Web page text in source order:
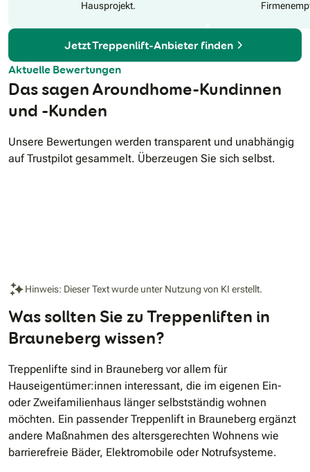
wir Vor- und Nachteile objektiv vergleichen. Durch unsere
Angebote unterbreiten. Sie erhalten gerade Treppenlifte
schon ab 3.450€ und Kurvenlifte ab 7.950€. PractiComfort
bieten Ihnen einen Vor-Ort-Service durch unsere eigenen
Service Techniker.
Hausprojekt.
Jetzt Treppenlift-Anbieter finden
Aktuelle Bewertungen
Das sagen Aroundhome-Kundinnen
und -Kunden
Unsere Bewertungen werden transparent und unabhängig
auf Trustpilot gesammelt. Überzeugen Sie sich selbst.
Hinweis: Dieser Text wurde unter Nutzung von KI erstellt.
Was sollten Sie zu Treppenliften in
Brauneberg wissen?
Treppenlifte sind in Brauneberg vor allem für
Hauseigentümer:innen interessant, die im eigenen Ein-
oder Zweifamilienhaus länger selbstständig wohnen
möchten. Ein passender Treppenlift in Brauneberg ergänzt
andere Maßnahmen des altersgerechten Wohnens wie
barrierefreie Bäder, Elektromobile oder Notrufsysteme.